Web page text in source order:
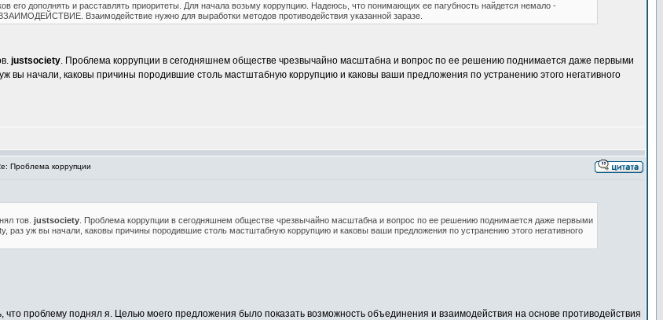
его дополнять и расставлять приоритеты. Для начала возьму коррупцию. Надеюсь, что понимающих ее пагубность найдется немало -
Взаимодействие нужно для выработки методов противодействия указанной заразе.
justsociety. Проблема коррупции в сегодняшнем обществе чрезвычайно масштабна и вопрос по ее решению поднимается даже первыми
вы начали, каковы причины породившие столь мастштабную коррупцию и каковы ваши предложения по устранению этого негативного
Проблема коррупции
тов. justsociety. Проблема коррупции в сегодняшнем обществе чрезвычайно масштабна и вопрос по ее решению поднимается даже первыми
раз уж вы начали, каковы причины породившие столь мастштабную коррупцию и каковы ваши предложения по устранению этого негативного
что проблему поднял я. Целью моего предложения было показать возможность объединения и взаимодействия на основе противодействия